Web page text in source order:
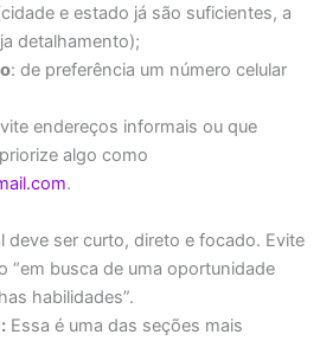
e estado já são suficientes, a
detalhamento);
: de preferência um número celular
endereços informais ou que
algo como
.
deve ser curto, direto e focado. Evite
“em busca de uma oportunidade
habilidades”.
Essa é uma das seções mais